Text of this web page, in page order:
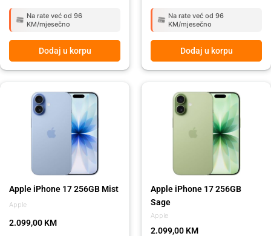
Na rate već od 96
KM/mjesečno
Dodaj u korpu
Na rate već od 96
KM/mjesečno
Dodaj u korpu
Apple
Apple iPhone 17 256GB Mist
2.099,00 KM
Apple
Apple iPhone 17 256GB
Sage
2.099,00 KM